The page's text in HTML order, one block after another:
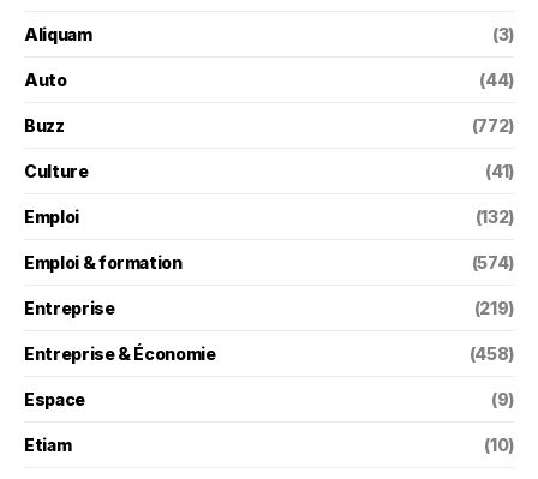
Aliquam (3)
Auto (44)
Buzz (772)
Culture (41)
Emploi (132)
Emploi & formation (574)
Entreprise (219)
Entreprise & Économie (458)
Espace (9)
Etiam (10)